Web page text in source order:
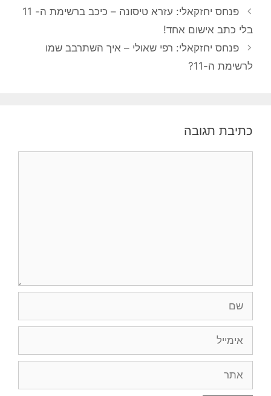
פנחס יחזקאלי: עזרא טיסונה – כיכב ברשימת ה- 11
בלי כתב אישום אחד!
פנחס יחזקאלי: רפי שאולי – איך השתרבב שמו
לרשימת ה-11?
כתיבת תגובה